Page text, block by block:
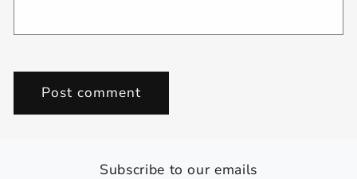
Subscribe to our emails